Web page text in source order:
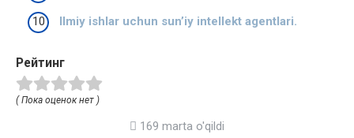
Ilmiy ishlar uchun sun’iy intellekt agentlari.
Рейтинг
( Пока оценок нет )
169 marta o'qildi